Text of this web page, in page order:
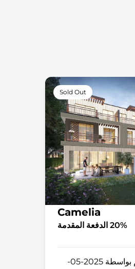
Sold Out
Camelia
20% الدفعة المقدمة
التسليم بواسطة 2025-05-